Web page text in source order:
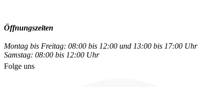
Öffnungszeiten
Montag bis Freitag: 08:00 bis 12:00 und 13:00 bis 17:00 Uhr
Samstag: 08:00 bis 12:00 Uhr
Folge uns